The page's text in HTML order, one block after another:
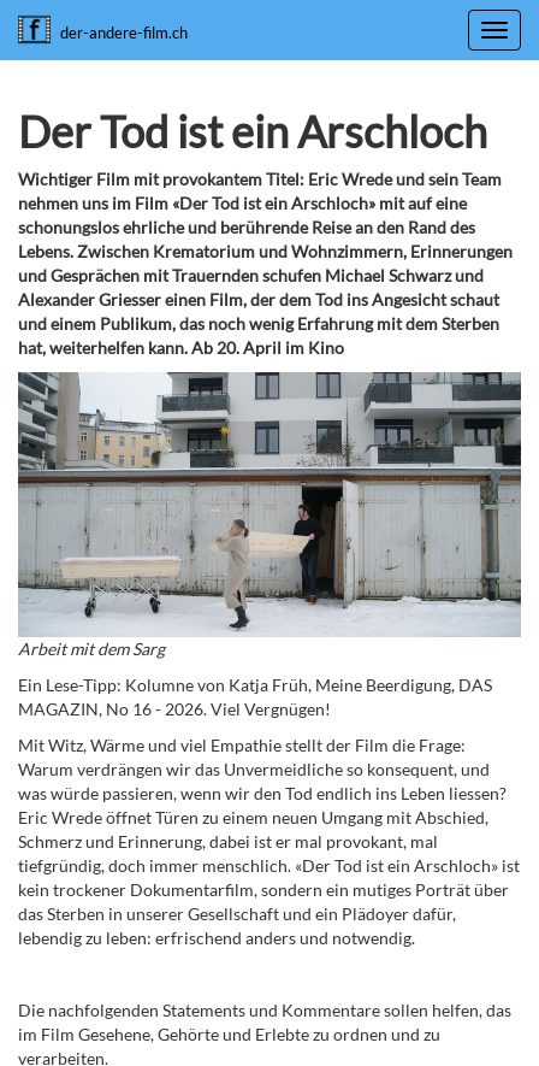
der-andere-film.ch
Der Tod ist ein Arschloch
Wichtiger Film mit provokantem Titel: Eric Wrede und sein Team
nehmen uns im Film «Der Tod ist ein Arschloch» mit auf eine
schonungslos ehrliche und berührende Reise an den Rand des
Lebens. Zwischen Krematorium und Wohnzimmern, Erinnerungen
und Gesprächen mit Trauernden schufen Michael Schwarz und
Alexander Griesser einen Film, der dem Tod ins Angesicht schaut
und einem Publikum, das noch wenig Erfahrung mit dem Sterben
hat, weiterhelfen kann. Ab 20. April im Kino
Arbeit mit dem Sarg
Ein Lese-Tipp: Kolumne von Katja Früh, Meine Beerdigung, DAS
MAGAZIN, No 16 - 2026. Viel Vergnügen!
Mit Witz, Wärme und viel Empathie stellt der Film die Frage:
Warum verdrängen wir das Unvermeidliche so konsequent, und
was würde passieren, wenn wir den Tod endlich ins Leben liessen?
Eric Wrede öffnet Türen zu einem neuen Umgang mit Abschied,
Schmerz und Erinnerung, dabei ist er mal provokant, mal
tiefgründig, doch immer menschlich. «Der Tod ist ein Arschloch» ist
kein trockener Dokumentarfilm, sondern ein mutiges Porträt über
das Sterben in unserer Gesellschaft und ein Plädoyer dafür,
lebendig zu leben: erfrischend anders und notwendig.
Die nachfolgenden Statements und Kommentare sollen helfen, das
im Film Gesehene, Gehörte und Erlebte zu ordnen und zu
verarbeiten.